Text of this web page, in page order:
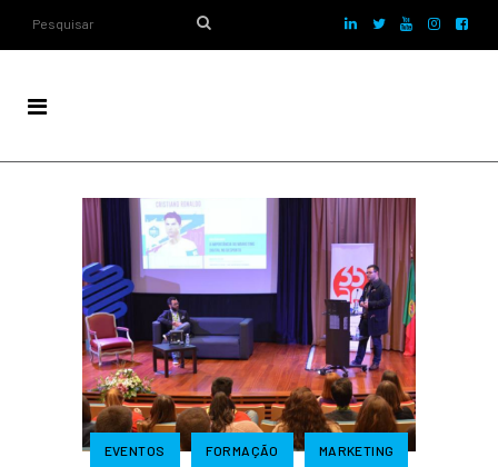
EVENTOS FORMAÇÃO MARKETING